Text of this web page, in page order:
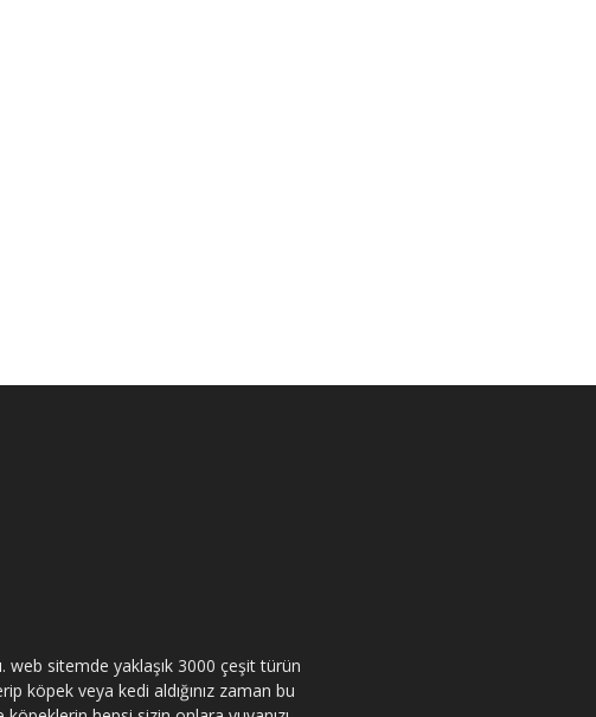
web sitemde yaklaşık 3000 çeşit türün
köpek veya kedi aldığınız zaman bu